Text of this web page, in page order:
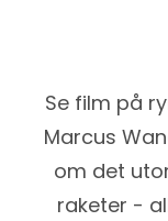
Se film på
Marcus
om det
raketer -